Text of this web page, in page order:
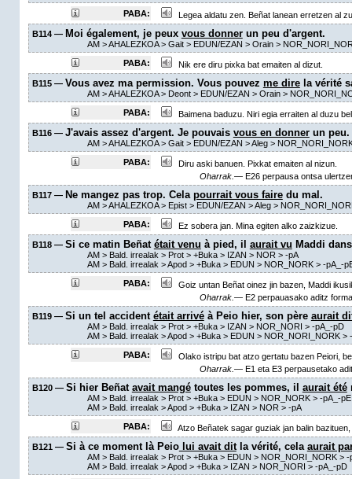
PABA:
Legea aldatu zen. Beñat lanean erretzen al
B114 — Moi également, je peux vous donnerun peu d'argent.
AM> AHALEZKOA > Gait> EDUN/EZAN > Orain>
PABA:
Nik ere diru pixka bat emaiten al dizut.
B115 — Vous avez ma permission. Vous pouvez me direla vérité
AM> AHALEZKOA > Deont> EDUN/EZAN > Orain>
PABA:
Baimena baduzu. Niri egia erraiten al duzu
B116 — J'avais assez d'argent. Je pouvais vous en donnerun peu.
AM> AHALEZKOA > Gait> EDUN/EZAN >Aleg>
PABA:
Diru aski banuen. Pixkat emaiten al nizun.
Oharrak.—E26 perpausa ontsa
B117 — Ne mangez pas trop. Cela pourrait vous fairedu mal.
AM> AHALEZKOA > Epist> EDUN/EZAN >Aleg>
PABA:
Ez sobera jan. Mina egiten alko zaizkizue.
B118 — Si ce matin Beñat était venu à pied, il aurait vu Maddi
AM> Bald. irrealak > Prot> +Buka> IZAN > NOR > -pA
AM> Bald. irrealak >Apod> +Buka> EDUN > NOR_NORK > -pA_-
PABA:
Goiz untan Beñat oinez jin bazen, Maddi
Oharrak.—E2 perpauasako aditz
B119 — Si un tel accident était arrivéà Peio hier, son père aurait
AM> Bald. irrealak > Prot> +Buka> IZAN > NOR_NORI > -pA_-pD
AM> Bald. irrealak >Apod> +Buka> EDUN > NOR_NORI_NORK >
PABA:
Olako istripu bat atzo gertatu bazen Peiori,
Oharrak.—E1 eta E3 perpausetako
B120 — Si hier Beñat avait mangétoutes les pommes, il aurait été
AM> Bald. irrealak > Prot> +Buka> EDUN > NOR_NORK > -pA_-pE
AM> Bald. irrealak >Apod> +Buka> IZAN > NOR > -pA
PABA:
Atzo Beñatek sagar guziak jan balin
B121 — Si à ce moment là Peiolui avait ditla vérité, cela aurait
AM> Bald. irrealak > Prot> +Buka> EDUN > NOR_NORI_NORK > -
AM> Bald. irrealak >Apod> +Buka> IZAN > NOR_NORI > -pA_-pD